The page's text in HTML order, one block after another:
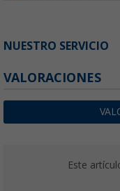
NUESTRO SERVICIO
VALORACIONES
Este